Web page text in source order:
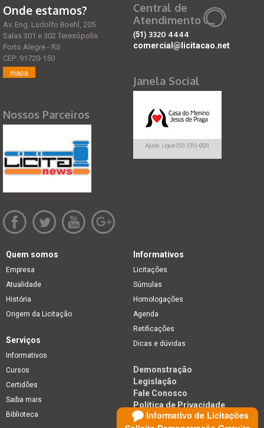
Informativo de Licitações
Onde estamos?
Av. Eng. Ludolfo Boehl, 205
Salas 301 e 302 Teresópolis
Porto Alegre - RS
CEP: 91720-150
mapa
Nossos Parceiros
Central de
Atendimento
(51) 3320 4444
comercial@licitacao.net
Janela Social
Quem somos
Empresa
Atualidade
História
Origem da Licitação
Informativos
Licitações
Súmulas
Homologações
Agenda
Retificações
Dicas e dúvidas
Serviços
Informativos
Cursos
Certidões
Saiba mais
Biblioteca
Demonstração
Legislação
Fale Conosco
Política de Privacidade